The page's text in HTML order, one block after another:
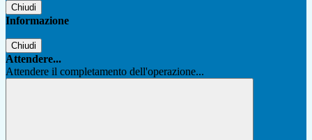
Chiudi
Informazione
Chiudi
Attendere...
Attendere il completamento dell'operazione...